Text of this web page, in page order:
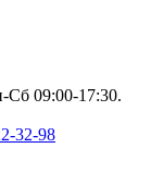
09:00-17:30.
32-98